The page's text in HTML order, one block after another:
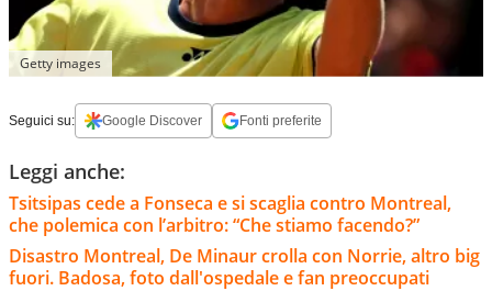
Getty images
Seguici su: Google Discover Fonti preferite
Leggi anche:
Tsitsipas cede a Fonseca e si scaglia contro Montreal,
che polemica con l’arbitro: “Che stiamo facendo?”
Disastro Montreal, De Minaur crolla con Norrie, altro big
fuori. Badosa, foto dall'ospedale e fan preoccupati